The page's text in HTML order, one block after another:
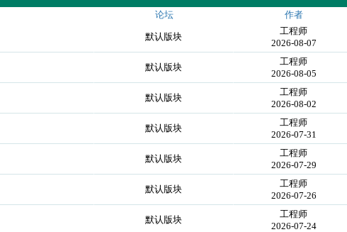
论坛 作者
默认版块
工程师
2026-08-07
默认版块
工程师
2026-08-05
默认版块
工程师
2026-08-02
默认版块
工程师
2026-07-31
默认版块
工程师
2026-07-29
默认版块
工程师
2026-07-26
默认版块
工程师
2026-07-24